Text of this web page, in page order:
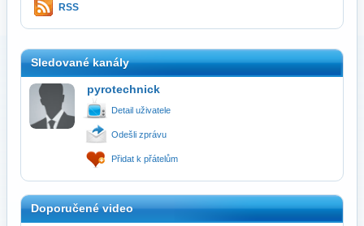
RSS
Sledované kanály
pyrotechnick
Detail uživatele
Odešli zprávu
Přidat k přátelům
Doporučené video